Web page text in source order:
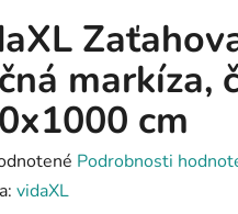
markíza,
cm
Podrobnosti
vidaXL